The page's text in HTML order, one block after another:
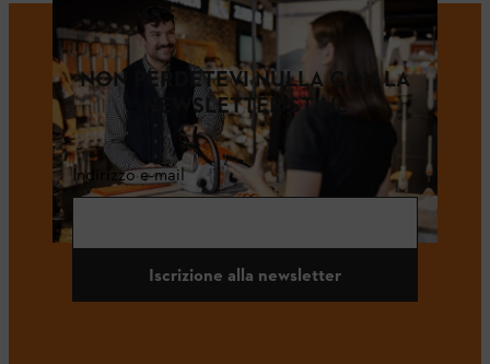
NON PERDETEVI NULLA CON LA
NEWSLETTER STIHL
Indirizzo e-mail
Iscrizione alla newsletter